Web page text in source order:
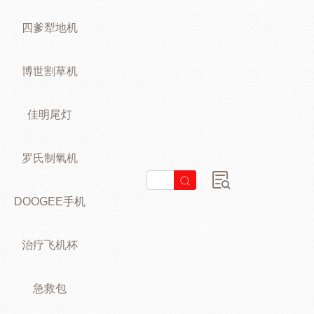
四爹犁地机
博世割草机
佳明尾灯
罗氏制氧机
DOOGEE手机
治疗飞机杯
急救包